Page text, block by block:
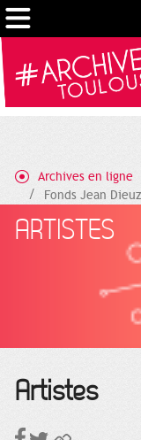
Archives en ligne
Fonds Jean
ARTISTES
Artistes
Gestion de vos